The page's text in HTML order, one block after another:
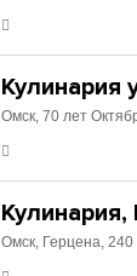
Кулинария
Омск, 70 лет
Омск, Герцена, 240